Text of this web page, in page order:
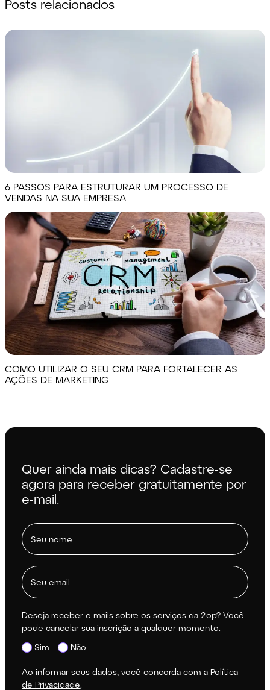
Posts relacionados
6 PASSOS PARA ESTRUTURAR UM PROCESSO DE
VENDAS NA SUA EMPRESA
COMO UTILIZAR O SEU CRM PARA FORTALECER AS
AÇÕES DE MARKETING
Quer ainda mais dicas? Cadastre-se
agora para receber gratuitamente por
e-mail.
Deseja receber e-mails sobre os serviços da 2op? Você
pode cancelar sua inscrição a qualquer momento.
Sim
Não
Ao informar seus dados, você concorda com aPolítica
de Privacidade.